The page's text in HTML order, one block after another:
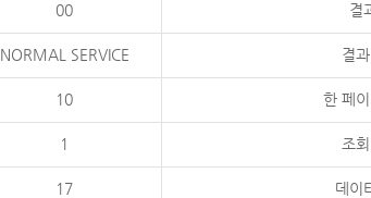
00 결
NORMAL SERVICE 결
10 한 페
1 조
17 데이